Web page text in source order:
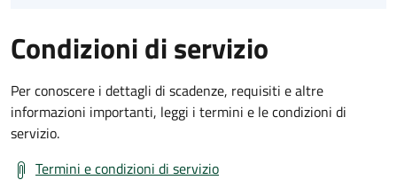
Condizioni di servizio
Per conoscere i dettagli di scadenze, requisiti e altre
informazioni importanti, leggi i termini e le condizioni di
servizio.
Termini e condizioni di servizio